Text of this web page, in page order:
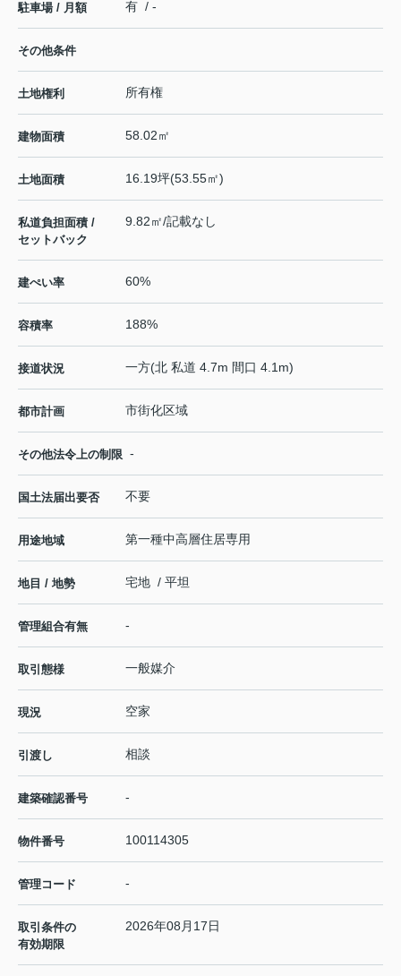
駐車場 / 月額 有 / -
その他条件
土地権利 所有権
建物面積 58.02㎡
土地面積 16.19坪(53.55㎡)
私道負担面積 /
セットバック
9.82㎡/記載なし
建ぺい率 60%
容積率 188%
接道状況 一方(北 私道 4.7m 間口 4.1m)
都市計画 市街化区域
その他法令上の制限 -
国土法届出要否 不要
用途地域 第一種中高層住居専用
地目 / 地勢 宅地 / 平坦
管理組合有無 -
取引態様 一般媒介
現況 空家
引渡し 相談
建築確認番号 -
物件番号 100114305
管理コード -
取引条件の
有効期限
2026年08月17日